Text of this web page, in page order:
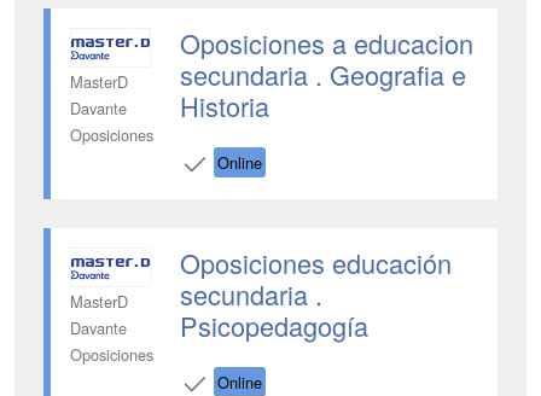
MasterD
Davante
Oposiciones
Oposiciones a educacion
secundaria . Geografia e
Historia
Online
MasterD
Davante
Oposiciones
Oposiciones educación
secundaria .
Psicopedagogía
Online